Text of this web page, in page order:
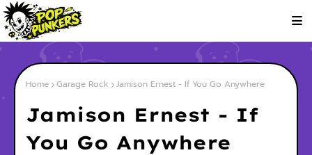
Home Garage Rock Jamison Ernest - If You Go Anywhere
Jamison Ernest - If
You Go Anywhere